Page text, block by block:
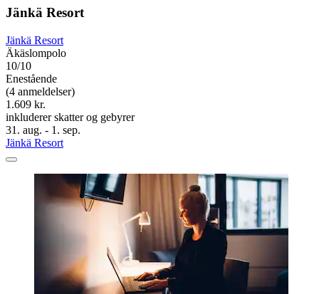
Jänkä Resort
Jänkä Resort
Äkäslompolo
10/10
Enestående
(4 anmeldelser)
1.609 kr.
inkluderer skatter og gebyrer
31. aug. - 1. sep.
Jänkä Resort